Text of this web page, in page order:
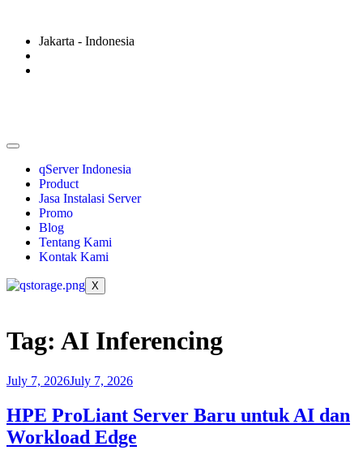
Jakarta - Indonesia
qServer Indonesia
Product
Jasa Instalasi Server
Promo
Blog
Tentang Kami
Kontak Kami
X
Tag: AI Inferencing
July 7, 2026July 7, 2026
HPE ProLiant Server Baru untuk AI dan
Workload Edge